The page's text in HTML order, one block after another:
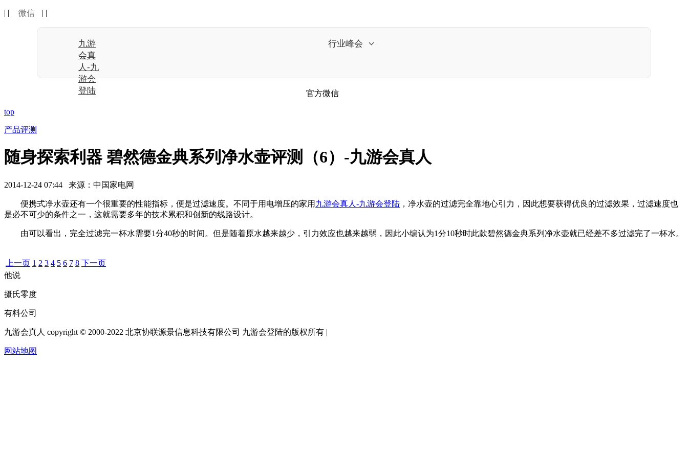
| | 微信 | |
九游
会真
人-九
游会
登陆
行业峰会
官方微信
top
产品评测
随身探索利器 碧然德金典系列净水壶评测（6）-九游会真人
2014-12-24 07:44 来源：中国家电网
便携式净水壶还有一个很重要的性能指标，便是过滤速度。不同于用电增压的家用 九游会真人-九游会登陆 ，净水壶的过滤完全靠地心引力，因此想要获得优良的过滤效果，过滤速度也
是必不可少的条件之一，这就需要多年的技术累积和创新的线路设计。
由可以看出，完全过滤完一杯水需要1分40秒的时间。但是随着原水越来越少，引力效应也越来越弱，因此小编认为1分10秒时此款碧然德金典系列净水壶就已经差不多过滤完了一杯水。
上一页 1 2 3 4 5 6 7 8 下一页
他说
摄氏零度
有料公司
九游会真人 copyright © 2000-2022 北京协联源景信息科技有限公司 九游会登陆的版权所有 |
网站地图